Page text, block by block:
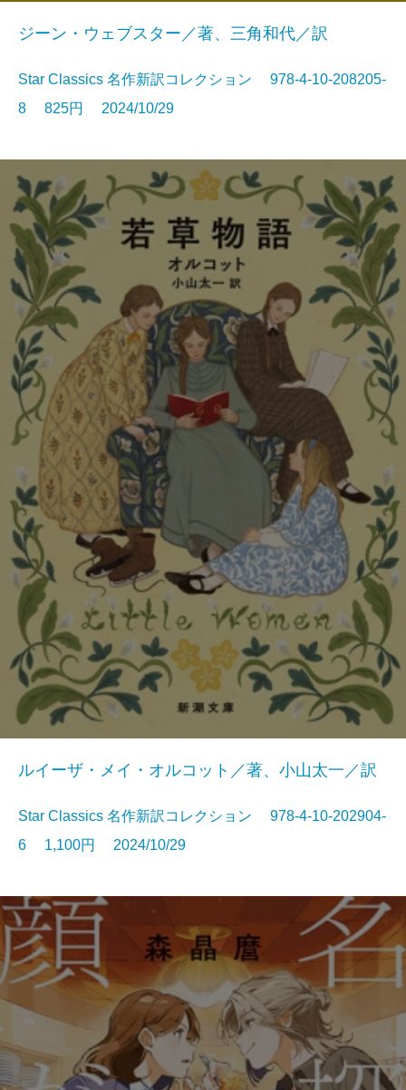
ジーン・ウェブスター／著、三角和代／訳
Star Classics 名作新訳コレクション 978-4-10-208205-
8 825円 2024/10/29
ルイーザ・メイ・オルコット／著、小山太一／訳
Star Classics 名作新訳コレクション 978-4-10-202904-
6 1,100円 2024/10/29